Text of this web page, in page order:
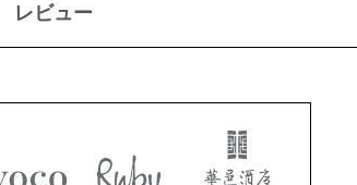
レビュー